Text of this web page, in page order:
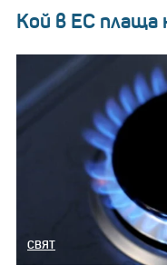
Кой в ЕС плаща
СВЯТ